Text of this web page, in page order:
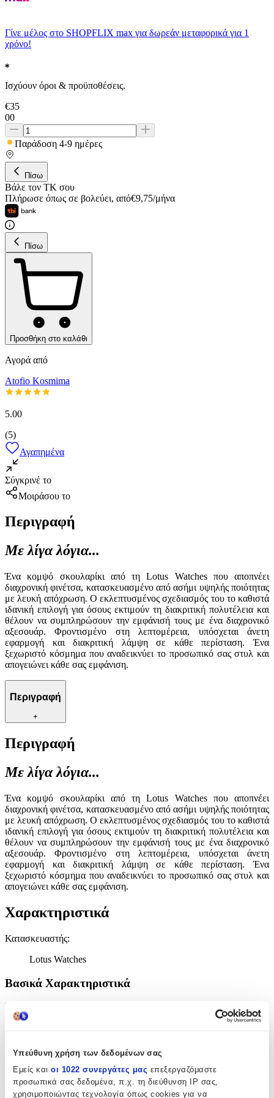
Υπεύθυνη χρήση των δεδομένων σας
Εμείς και οι 1022 συνεργάτες μας επεξεργαζόμαστε
προσωπικά σας δεδομένα, π.χ. τη διεύθυνση IP σας,
χρησιμοποιώντας τεχνολογία όπως cookies για να
Γίνε μέλος στο SHOPFLIX max για δωρεάν μεταφορικά για 1
χρόνο!
Ισχύουν όροι & προϋποθέσεις.
€35
00
Παράδοση 4-9 ημέρες
Πίσω
Βάλε τον ΤΚ σου
Πλήρωσε όπως σε βολεύει, από€9,75/μήνα
Πίσω
Προσθήκη στο καλάθι
Αγορά από
Atofio Kosmima
5.00
(5)
Αγαπημένα
Σύγκρινέ το
Μοιράσου το
Περιγραφή
Με λίγα λόγια...
Ένα κομψό σκουλαρίκι από τη Lotus Watches που αποπνέει
διαχρονική φινέτσα, κατασκευασμένο από ασήμι υψηλής ποιότητας
με λευκή απόχρωση. Ο εκλεπτυσμένος σχεδιασμός του το καθιστά
ιδανική επιλογή για όσους εκτιμούν τη διακριτική πολυτέλεια και
θέλουν να συμπληρώσουν την εμφάνισή τους με ένα διαχρονικό
αξεσουάρ. Φροντισμένο στη λεπτομέρεια, υπόσχεται άνετη
εφαρμογή και διακριτική λάμψη σε κάθε περίσταση. Ένα
ξεχωριστό κόσμημα που αναδεικνύει το προσωπικό σας στυλ και
απογειώνει κάθε σας εμφάνιση.
Περιγραφή
+
Περιγραφή
Με λίγα λόγια...
Ένα κομψό σκουλαρίκι από τη Lotus Watches που αποπνέει
διαχρονική φινέτσα, κατασκευασμένο από ασήμι υψηλής ποιότητας
με λευκή απόχρωση. Ο εκλεπτυσμένος σχεδιασμός του το καθιστά
ιδανική επιλογή για όσους εκτιμούν τη διακριτική πολυτέλεια και
θέλουν να συμπληρώσουν την εμφάνισή τους με ένα διαχρονικό
αξεσουάρ. Φροντισμένο στη λεπτομέρεια, υπόσχεται άνετη
εφαρμογή και διακριτική λάμψη σε κάθε περίσταση. Ένα
ξεχωριστό κόσμημα που αναδεικνύει το προσωπικό σας στυλ και
απογειώνει κάθε σας εμφάνιση.
Χαρακτηριστικά
Κατασκευαστής:
Lotus Watches
Βασικά Χαρακτηριστικά
Χρώμα Υλικού
Υλικό
:
Ασήμι
Επιχρυσωμένα